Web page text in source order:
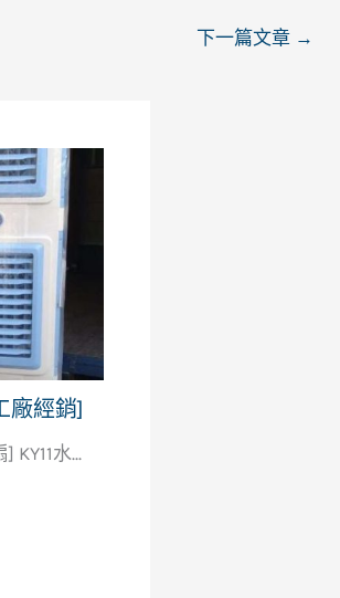
下一篇文章 →
廠經銷]
KY11水...